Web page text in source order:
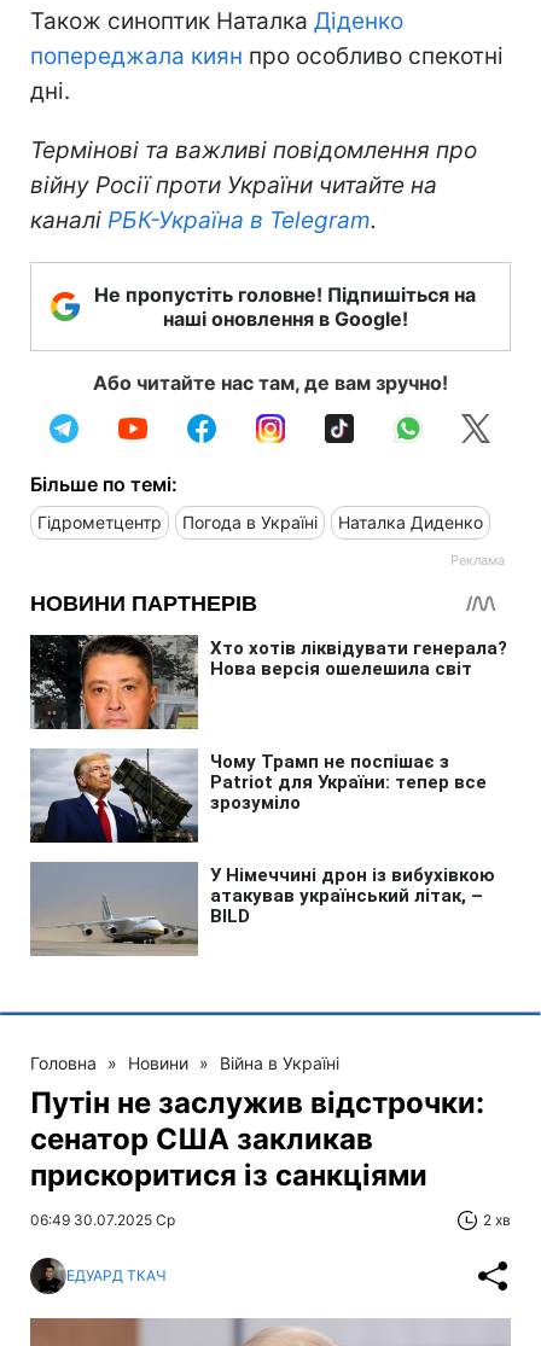
Також синоптик Наталка Діденко
попереджала киян про особливо спекотні
дні.
Термінові та важливі повідомлення про
війну Росії проти України читайте на
каналі РБК-Україна в Telegram.
Не пропустіть головне! Підпишіться на
наші оновлення в Google!
Або читайте нас там, де вам зручно!
Більше по темі:
Гідрометцентр Погода в Україні Наталка Диденко
Головна » Новини » Війна в Україні
Путін не заслужив відстрочки:
сенатор США закликав
прискоритися із санкціями
06:49 30.07.2025 Ср 2 хв
ЕДУАРД ТКАЧ